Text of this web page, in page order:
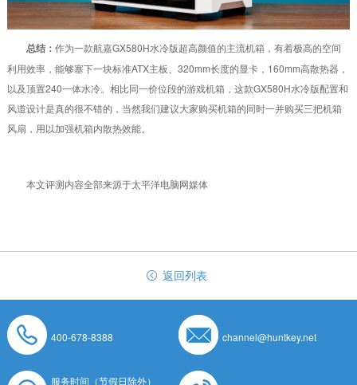
总结： 作为一款航嘉GX580H水冷版超高颜值的主流机箱，有着极高的空间
利用效率，能够塞下一块标准ATX主板、320mm长度的显卡，160mm高散热器，
以及顶置240一体水冷。相比同一价位段的游戏机箱，这款GX580H水冷版配置和
风道设计是真的很不错的，当然我们建议大家购买机箱的同时一并购买三把机箱
风扇，用以加强机箱内散热效能。
本文评测内容全部来源于太平洋电脑网媒体
返回列表
400-678-8388 channel@huntkey.net
服务时间（节假日除外）